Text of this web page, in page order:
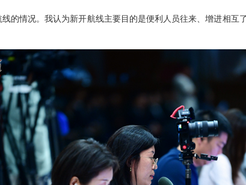
的情况。我认为新开航线主要目的是便利人员往来、增进相互